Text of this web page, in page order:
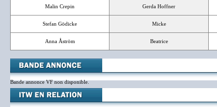
Malin Crepin Gerda Hoffner
Stefan Gödicke Micke
Anna Åström Beatrice
Bande annonce VF non disponible.